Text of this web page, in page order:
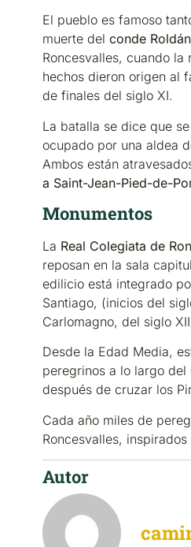
El pueblo es famoso
muerte del conde Roldán
Roncesvalles, cuando
hechos dieron origen al
de finales del siglo XI.
La batalla se dice que
ocupado por una aldea
Ambos están
a Saint-Jean-Pied-de-
Monumentos
La Real Colegiata de
reposan en la sala
edilicio está integrado
Santiago, (inicios del
Carlomagno, del siglo
Desde la Edad Media,
peregrinos a lo largo
después de cruzar los
Cada año miles de
Roncesvalles,
Autor